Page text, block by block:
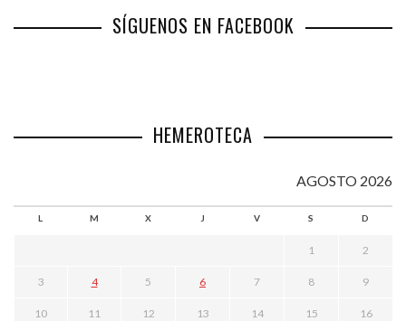
SÍGUENOS EN FACEBOOK
HEMEROTECA
AGOSTO 2026
L M X J V S D
1 2
3 4 5 6 7 8 9
10 11 12 13 14 15 16